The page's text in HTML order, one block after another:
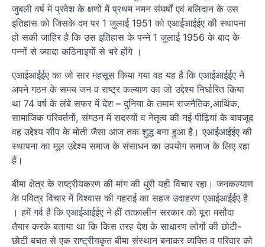
जुबली वर्ष में प्रवेश के क्षणों में प्रथम नमन संघर्षों एवं बलिदान के उस
इतिहास को जिसके दम पर 1 जुलाई 1951 को एआईआईईए की स्थापना
हो सकी जाहिर है कि उस इतिहास के पन्ने 1 जुलाई 1956 के बाद के
पन्नों से ज्यादा कठिनाइयों से भरे होंगे ।
एआईआईईए का जो सार महसूस किया गया वह यह है कि एआईआईईए ने
अपने गठन के समय जन व राष्ट्र कल्याण का जो उद्देश्य निर्धारित किया
था 74 वर्ष के लंबे सफर में देश – दुनिया के तमाम राजनैतिक,आर्थिक,
सामाजिक परिवर्तनों, संगठन में सदस्यों व नेतृत्व की नई पीढ़ियां के बावजूद
वह उद्देश्य सीप के मोती जैसा आज तक शुद्ध बना हुआ है। एआईआईईए की
स्थापना का मूल उद्देश्य समाज के संसाधन का उपयोग समाज के लिए रहा
है।
बीमा क्षेत्र के राष्ट्रीयकरण की मांग की धुरी यही विचार रहा। जनकल्याण
के पवित्र विचार में विश्वास की गहराई का सहज उदाहरण एआईआईईए है
। हमें गर्व है कि एआईआईईए ने हीं तत्कालीन सरकार को पूरा मसौदा
तैयार करके बताया था कि किस तरह देश के साधारण लोगों की छोटी-
छोटी बचत से एक राष्ट्रीयकृत बीमा संस्थान बनाकर व्यक्ति व परिवार को